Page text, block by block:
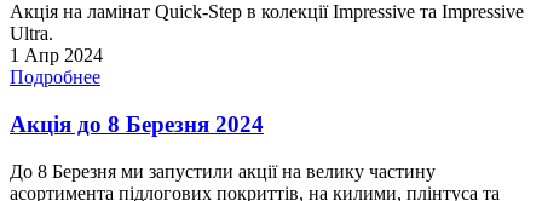
Акція на ламінат Quick-Step в колекції Impressive та Impressive
Ultra.
1 Апр 2024
Подробнее
Акція до 8 Березня 2024
До 8 Березня ми запустили акції на велику частину
асортимента підлогових покриттів, на килими, плінтуса та